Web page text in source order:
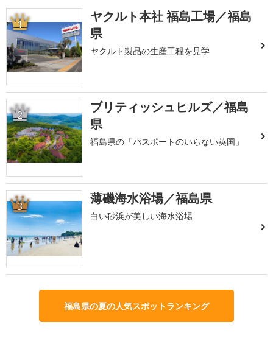
1
ヤクルト本社 福島工場／福島
県
ヤクルト製品の生産工程を見学
2
ブリティッシュヒルズ／福島
県
福島県の「パスポートのいらない英国」
3 薄磯海水浴場／福島県
白い砂浜が美しい海水浴場
福島県の夏の人気スポットランキング